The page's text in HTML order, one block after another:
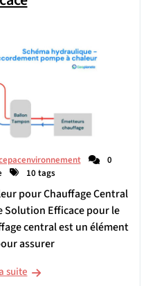
0
10 tags
pour Chauffage Central
Solution Efficace pour le
central est un élément
assurer
suite